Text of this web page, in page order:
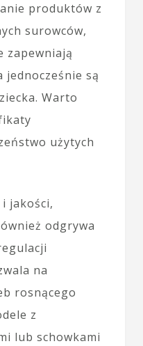
produktów z
surowców,
zapewniają
jednocześnie są
Warto
użytych
jakości,
odgrywa
na
rosnącego
z
lub schowkami